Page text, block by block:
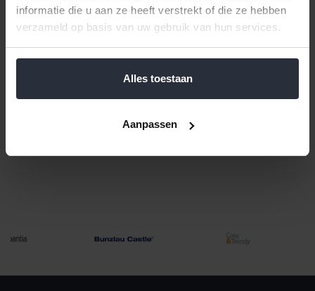
informatie die u aan ze heeft verstrekt of die ze hebben
verzameld op basis van uw gebruik van hun services.
Alles toestaan
Aanpassen
Veilig achteraf betalen, tot 14 dagen na aankoop
Gratis verzending vanaf €60,=
Eenvoudig retour, 30 dagen bedenktijd